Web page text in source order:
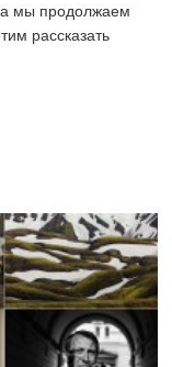
мы продолжаем
рассказать